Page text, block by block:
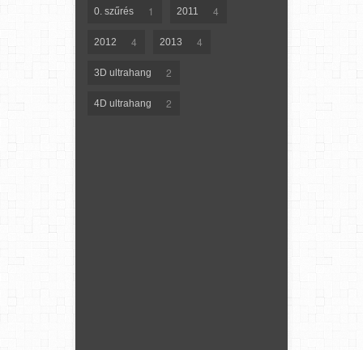
0. szűrés 1 2011 4
2012 4 2013 4
3D ultrahang 2
4D ultrahang 2